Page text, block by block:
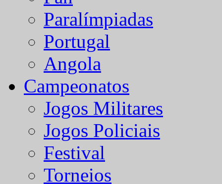
Paralímpiadas
Portugal
Angola
Campeonatos
Jogos Militares
Jogos Policiais
Festival
Torneios